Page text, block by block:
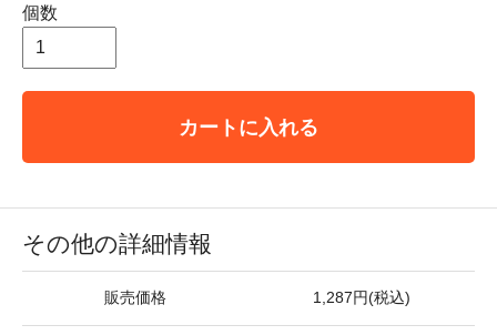
個数
カートに入れる
その他の詳細情報
販売価格 1,287円(税込)